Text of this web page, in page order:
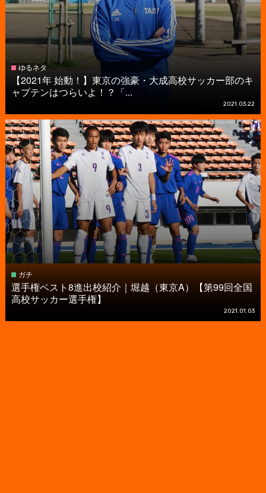
ゆるネタ
【2021年 始動！】東京の強豪・大成高校サッカー部のキ
ャプテンはつらいよ！？「...
2021.03.22
ガチ
選手権ベスト8進出校紹介｜堀越（東京A）【第99回全国
高校サッカー選手権】
2021.01.03